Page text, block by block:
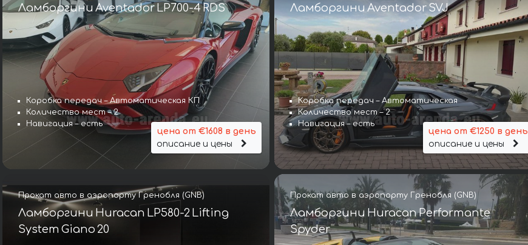
Ламборгини Aventador LP700-4 RDS
Коробка передач – Автоматическая КП
Количество мест – 2
Навигация – есть
цена от €1608 в день
описание и цены
Ламборгини Aventador SVJ
Коробка передач – Автоматическая
Количество мест – 2
Навигация – есть
цена от €1250 в день
описание и цены
Прокат авто в аэропорту Гренобля (GNB)
Ламборгини Huracan LP580-2 Lifting
System Giano 20
Прокат авто в аэропорту Гренобля (GNB)
Ламборгини Huracan Performante
Spyder